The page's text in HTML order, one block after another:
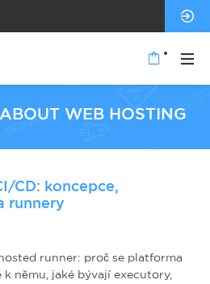
WEB HOSTING
CD: koncepce,
runnery
runner: proč se platforma
němu, jaké bývají executory,